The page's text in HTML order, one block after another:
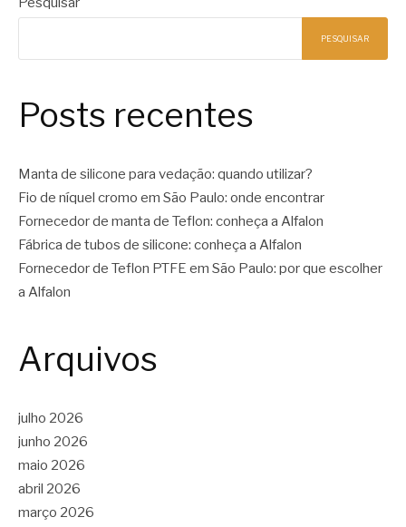
PESQUISAR
Posts recentes
Manta de silicone para vedação: quando utilizar?
Fio de níquel cromo em São Paulo: onde encontrar
Fornecedor de manta de Teflon: conheça a Alfalon
Fábrica de tubos de silicone: conheça a Alfalon
Fornecedor de Teflon PTFE em São Paulo: por que escolher
a Alfalon
Arquivos
julho 2026
junho 2026
maio 2026
abril 2026
março 2026